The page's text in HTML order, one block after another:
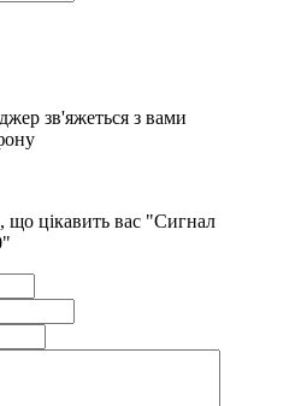
зв'яжеться з вами
що цікавить вас "Сигнал